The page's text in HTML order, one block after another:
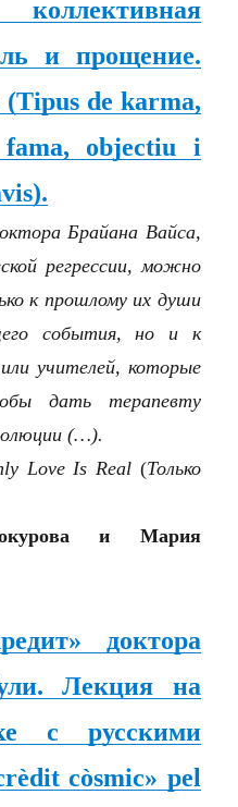
и прощение.
(Tipus de karma,
fama, objectiu i
Брайана Вайса,
регрессии, можно
к прошлому их души
события, но и к
учителей, которые
дать терапевту
(…).
Love Is Real(Только
и Мария
доктора
Лекция на
с русскими
còsmic» pel